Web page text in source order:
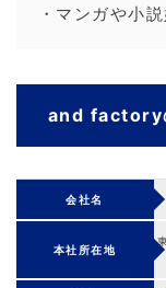
・マンガや小
and factory
会社名
本社所在地